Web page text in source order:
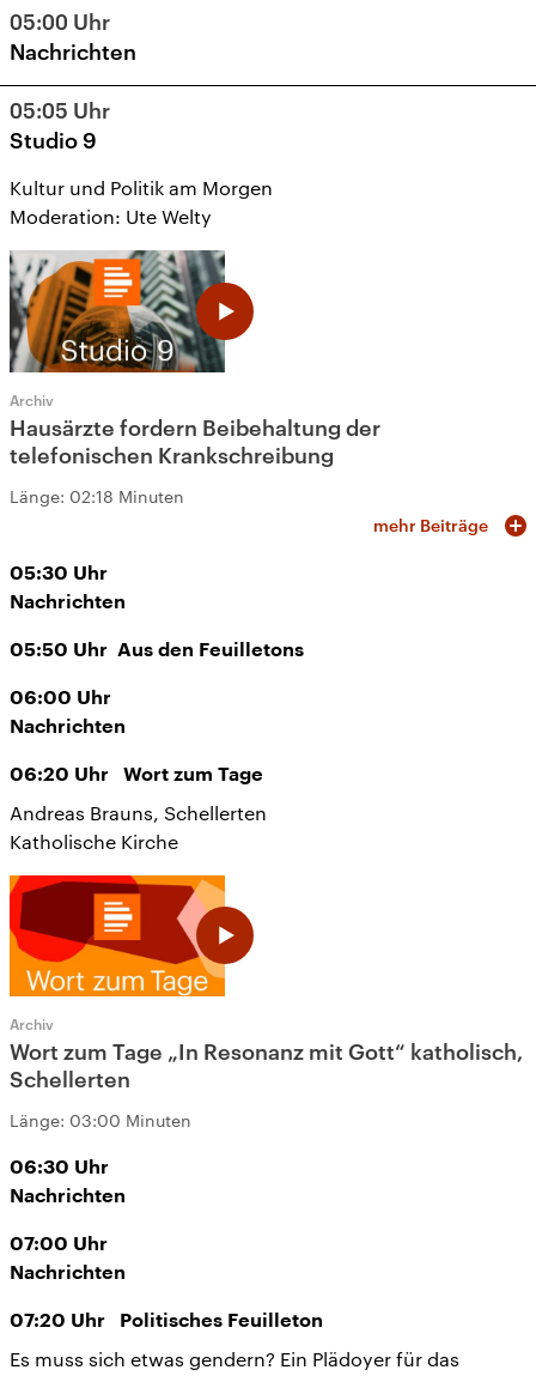
05:00 Uhr
Nachrichten
05:05 Uhr
Studio 9
Kultur und Politik am Morgen
Moderation: Ute Welty
Archiv
Hausärzte fordern Beibehaltung der
telefonischen Krankschreibung
Länge: 02:18 Minuten
mehr Beiträge
05:30 Uhr
Nachrichten
05:50 Uhr Aus den Feuilletons
06:00 Uhr
Nachrichten
06:20 Uhr Wort zum Tage
Andreas Brauns, Schellerten
Katholische Kirche
Archiv
Wort zum Tage „In Resonanz mit Gott“ katholisch,
Schellerten
Länge: 03:00 Minuten
06:30 Uhr
Nachrichten
07:00 Uhr
Nachrichten
07:20 Uhr Politisches Feuilleton
Es muss sich etwas gendern? Ein Plädoyer für das